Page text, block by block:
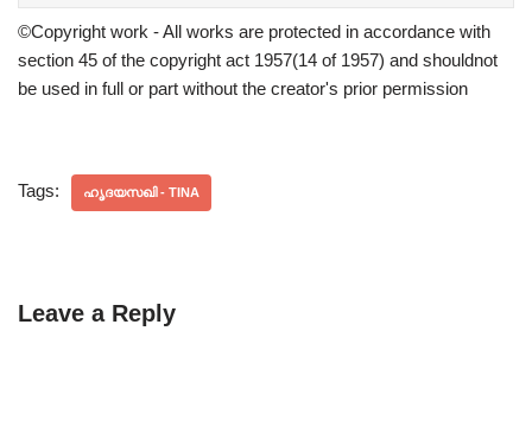
©Copyright work - All works are protected in accordance with
section 45 of the copyright act 1957(14 of 1957) and shouldnot
be used in full or part without the creator's prior permission
Tags: ഹൃദയസഖി - TINA
Leave a Reply